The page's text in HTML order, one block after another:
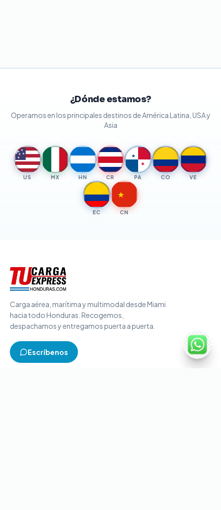
¿Dónde estamos?
Operamos en los principales destinos de América Latina, USA y
Asia
★ ★
★ ★
★
US MX HN CR
★
★
PA CO VE
EC
★
CN
Carga aérea, marítima y multimodal desde Miami
hacia todo Honduras. Recogemos,
despachamos y entregamos puerta a puerta.
Escríbenos